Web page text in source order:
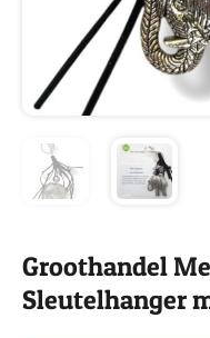
Groothandel
Sleutelhanger